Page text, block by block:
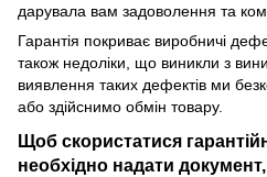
дарувала вам задоволення та
Гарантія покриває виробничі
також недоліки, що виникли з
виявлення таких дефектів ми
або здійснимо обмін товару.
Щоб скористатися
необхідно надати